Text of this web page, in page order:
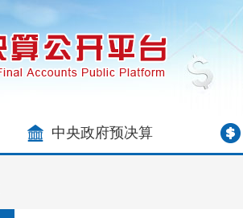
中央政府预决算